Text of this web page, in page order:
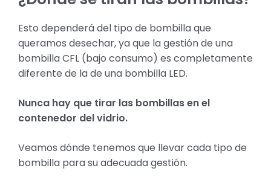
Esto dependerá del tipo de bombilla que
queramos desechar, ya que la gestión de una
bombilla CFL (bajo consumo) es completamente
diferente de la de una bombilla LED.
Nunca hay que tirar las bombillas en el
contenedor del vidrio.
Veamos dónde tenemos que llevar cada tipo de
bombilla para su adecuada gestión.